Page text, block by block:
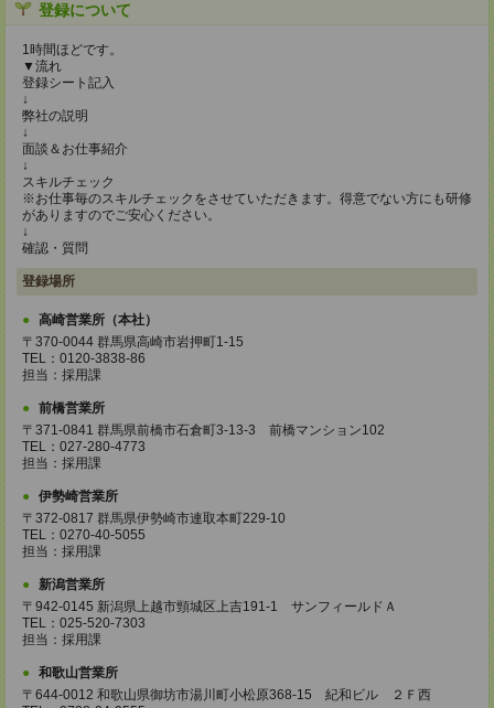
登録について
1時間ほどです。
▼流れ
登録シート記入
↓
弊社の説明
↓
面談＆お仕事紹介
↓
スキルチェック
※お仕事毎のスキルチェックをさせていただきます。得意でない方にも研修
がありますのでご安心ください。
↓
確認・質問
登録場所
高崎営業所（本社）
〒370-0044 群馬県高崎市岩押町1-15
TEL：0120-3838-86
担当：採用課
前橋営業所
〒371-0841 群馬県前橋市石倉町3-13-3 前橋マンション102
TEL：027-280-4773
担当：採用課
伊勢崎営業所
〒372-0817 群馬県伊勢崎市連取本町229-10
TEL：0270-40-5055
担当：採用課
新潟営業所
〒942-0145 新潟県上越市頸城区上吉191-1 サンフィールドＡ
TEL：025-520-7303
担当：採用課
和歌山営業所
〒644-0012 和歌山県御坊市湯川町小松原368-15 紀和ビル ２Ｆ西